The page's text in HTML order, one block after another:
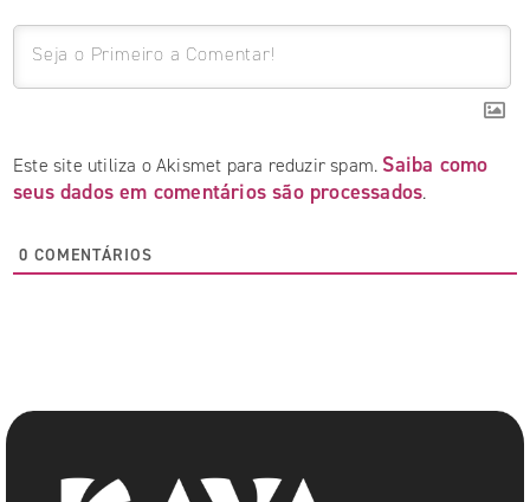
Este site utiliza o Akismet para reduzir spam. Saiba como
seus dados em comentários são processados.
0 COMENTÁRIOS